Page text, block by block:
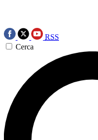
RSS
Cerca